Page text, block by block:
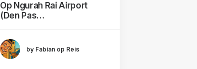
Op Ngurah Rai Airport
(Den Pas…
by Fabian op Reis